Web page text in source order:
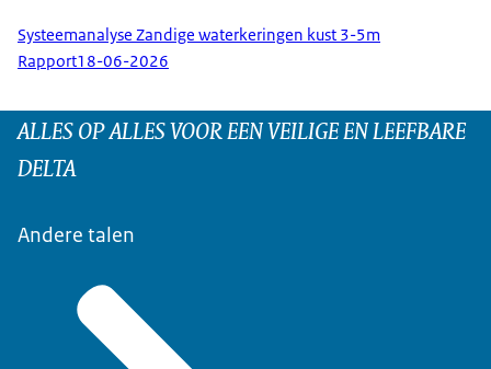
Systeemanalyse Zandige waterkeringen kust 3-5m
Rapport18-06-2026
ALLES OP ALLES VOOR EEN VEILIGE EN LEEFBARE
DELTA
Andere talen